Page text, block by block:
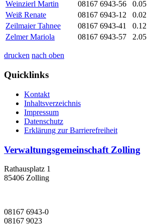
Weinzierl Martin 08167 6943-56
0.05
Weiß Renate
08167 6943-12
0.02
Zeilmaier Tahnee
08167 6943-41
0.12
Zelmer Mariola
08167 6943-57 2.05
drucken nach oben
Quicklinks
Kontakt
Inhaltsverzeichnis
Impressum
Datenschutz
Erklärung zur Barrierefreiheit
Verwaltungsgemeinschaft Zolling
Rathausplatz 1
85406 Zolling
08167 6943-0
08167 9023